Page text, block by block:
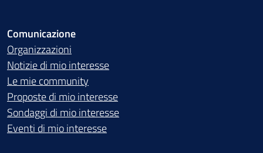
Comunicazione
Organizzazioni
Notizie di mio interesse
Le mie community
Proposte di mio interesse
Sondaggi di mio interesse
Eventi di mio interesse